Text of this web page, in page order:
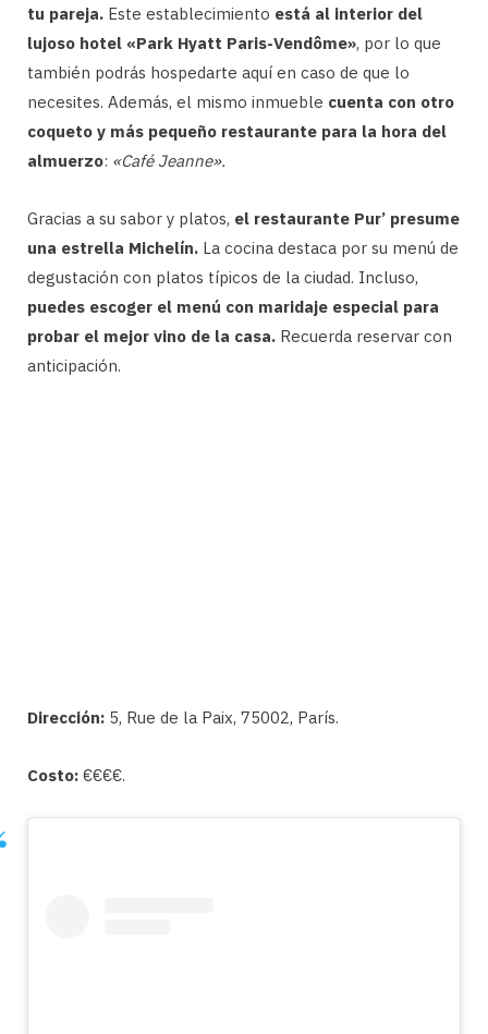
tu pareja. Este establecimiento está al interior del
lujoso hotel «Park Hyatt Paris-Vendôme», por lo que
también podrás hospedarte aquí en caso de que lo
necesites. Además, el mismo inmueble cuenta con otro
coqueto y más pequeño restaurante para la hora del
almuerzo: «Café Jeanne».
Gracias a su sabor y platos, el restaurante Pur’ presume
una estrella Michelín. La cocina destaca por su menú de
degustación con platos típicos de la ciudad. Incluso,
puedes escoger el menú con maridaje especial para
probar el mejor vino de la casa. Recuerda reservar con
anticipación.
Dirección: 5, Rue de la Paix, 75002, París.
Costo: €€€€.